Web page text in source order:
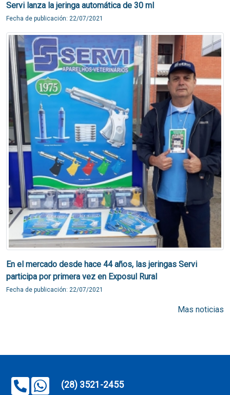
Servi lanza la jeringa automática de 30 ml
Fecha de publicación: 22/07/2021
En el mercado desde hace 44 años, las jeringas Servi
participa por primera vez en Exposul Rural
Fecha de publicación: 22/07/2021
Mas noticias
(28) 3521-2455